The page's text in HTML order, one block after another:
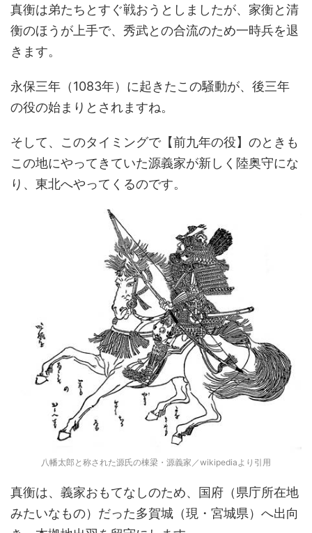
真衡は弟たちとすぐ戦おうとしましたが、家衡と清
衡のほうが上手で、秀武との合流のため一時兵を退
きます。
永保三年（1083年）に起きたこの騒動が、後三年
の役の始まりとされますね。
そして、このタイミングで【前九年の役】のときも
この地にやってきていた源義家が新しく陸奥守にな
り、東北へやってくるのです。
八幡太郎と称された源氏の棟梁・源義家／wikipediaより引用
真衡は、義家おもてなしのため、国府（県庁所在地
みたいなもの）だった多賀城（現・宮城県）へ出向